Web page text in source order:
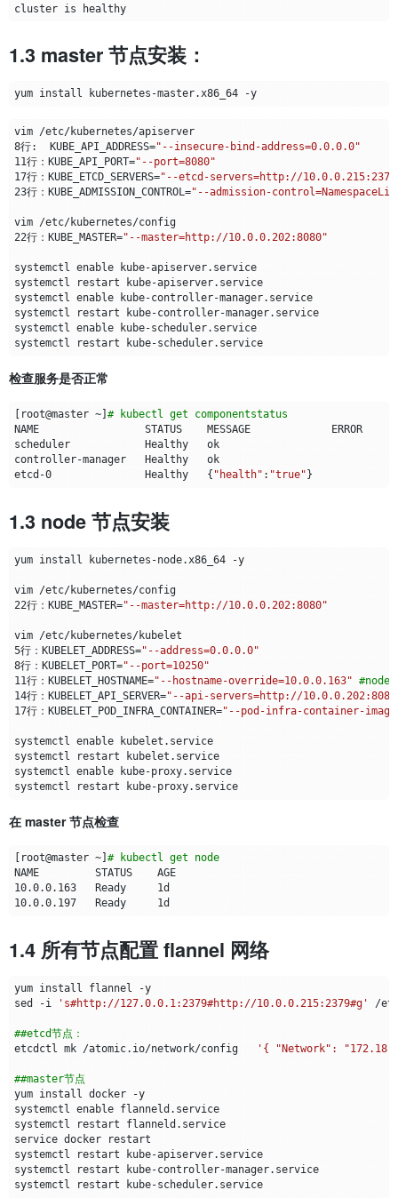
cluster is healthy
1.3 master 节点安装：
yum install kubernetes-master.x86_64 -y
8行:
KUBE_API_ADDRESS="--insecure-bind-address=0.0.0.0"
11行：KUBE_API_PORT="--port=8080"
17行：KUBE_ETCD_SERVERS="--etcd-servers=http://
23行：KUBE_ADMISSION_CONTROL="--admission-
vim /etc/kubernetes/config
22行：KUBE_MASTER="--master=http://10.0.0.202:8080"
systemctl enable
kube-apiserver.service
systemctl restart kube-apiserver.service
systemctl enable
kube-controller-manager.service
systemctl restart kube-controller-manager.service
systemctl enable
kube-scheduler.service
systemctl restart kube-scheduler.service
检查服务是否正常
root@master ~] # kubectl get componentstatus
NAME                 STATUS    MESSAGE             ERROR
etcd-0               Healthy { "health" : "true" }
1.3 node 节点安装
yum install kubernetes-node.x86_64 -y
22行：KUBE_MASTER="--master=http://10.0.0.202:8080"
5行：KUBELET_ADDRESS="--address=0.0.0.0"
8行：KUBELET_PORT="--port=10250"
11行：KUBELET_HOSTNAME="--hostname-override=10.0.0.163" #node
14行：KUBELET_API_SERVER="--api-servers=http://
17行：KUBELET_POD_INFRA_CONTAINER="--pod-infra-container-
systemctl enable
kubelet.service
systemctl restart kubelet.service
systemctl enable
kube-proxy.service
systemctl restart kube-proxy.service
在 master 节点检查
[ root@master ~] # kubectl get node
NAME         STATUS    AGE
1.4 所有节点配置 flannel 网络
yum install flannel -y
sed -i
's#http://127.0.0.1:2379#http://10.0.0.215:2379#g'
##etcd节点：
etcdctl mk /atomic.io/network/config
'{ "Network":
##master节点
yum install docker -y
systemctl enable
systemctl restart kube-apiserver.service
systemctl restart kube-controller-manager.service
systemctl restart kube-scheduler.service